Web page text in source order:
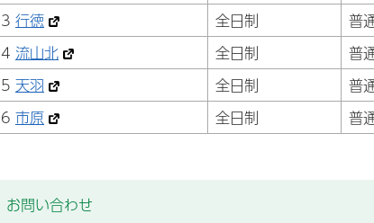
3 行徳 全日制 普
4 流山北 全日制 普
5 天羽 全日制 普
6 市原 全日制 普
お問い合わせ